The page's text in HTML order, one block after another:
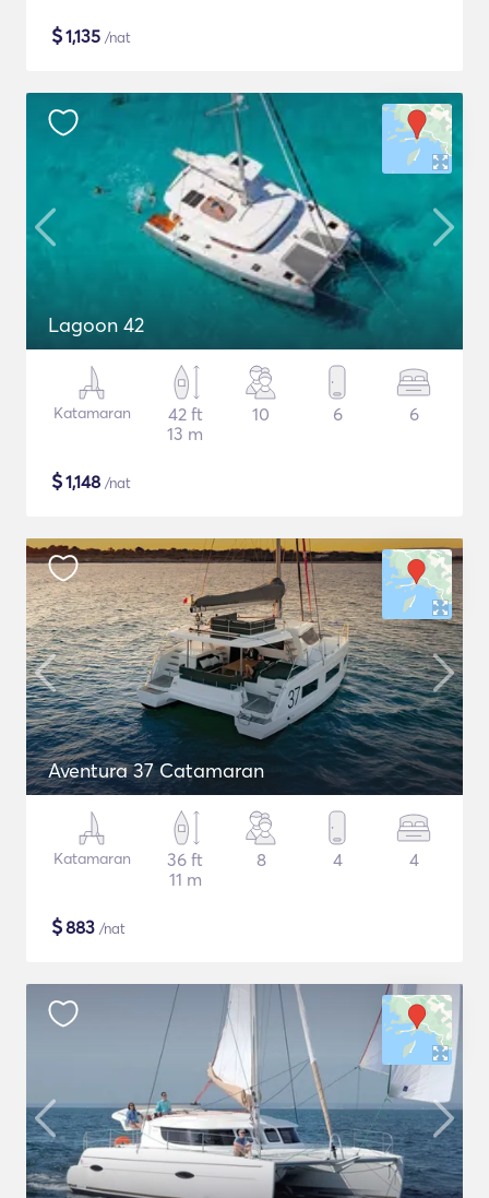
$1,135 /nat
Lagoon 42
Katamaran
42 ft
13 m
10 6 6
$1,148 /nat
Aventura 37 Catamaran
Katamaran
36 ft
11 m
8 4 4
$883 /nat